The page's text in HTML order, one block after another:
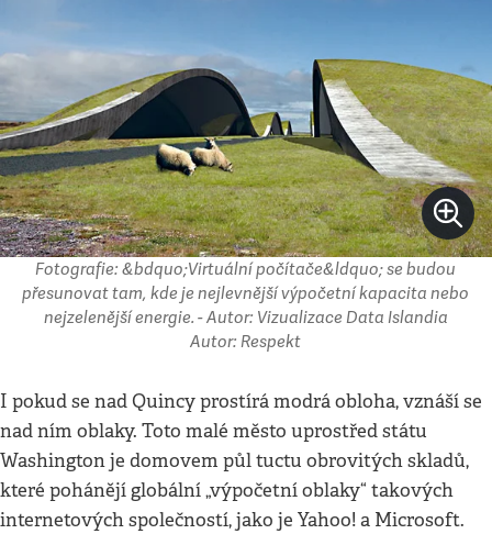
Fotografie: &bdquo;Virtuální počítače&ldquo; se budou
přesunovat tam, kde je nejlevnější výpočetní kapacita nebo
nejzelenější energie. - Autor: Vizualizace Data Islandia
Autor: Respekt
I pokud se nad Quincy prostírá modrá obloha, vznáší se
nad ním oblaky. Toto malé město uprostřed státu
Washington je domovem půl tuctu obrovitých skladů,
které pohánějí globální „výpočetní oblaky“ takových
internetových společností, jako je Yahoo! a Microsoft.